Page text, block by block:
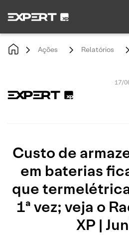
Ações Relatórios
17/
Custo de
em baterias
que
1ª vez; veja o
XP |